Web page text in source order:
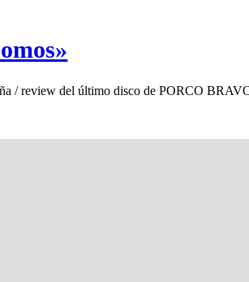
/ review del último disco de PORCO